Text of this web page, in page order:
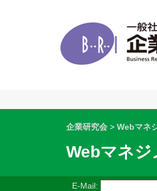
企業研究会 > Webマネ
Webマネジ
E-Mail: